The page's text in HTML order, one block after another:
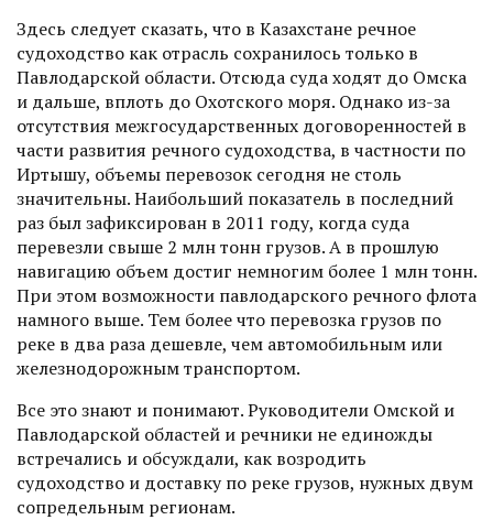
Здесь следует сказать, что в Казахстане речное
судоходство как отрасль сохранилось только в
Павлодарской области. Отсюда суда ходят до Омска
и дальше, вплоть до Охотского моря. Однако из-за
отсутствия межгосударственных договоренностей в
части развития речного судоходства, в частности по
Иртышу, объемы перевозок сегодня не столь
значительны. Наибольший показатель в последний
раз был зафиксирован в 2011 году, когда суда
перевезли свыше 2 млн тонн грузов. А в прошлую
навигацию объем достиг немногим более 1 млн тонн.
При этом возмож­ности павлодарского речного флота
намного выше. Тем более что перевозка грузов по
реке в два раза дешевле, чем автомобильным или
железнодорожным транспортом.
Все это знают и понимают. Руководители Омской и
Павлодарской областей и речники не единожды
встречались и обсуждали, как возродить
судоходство и доставку по реке грузов, нужных двум
сопредельным регионам.